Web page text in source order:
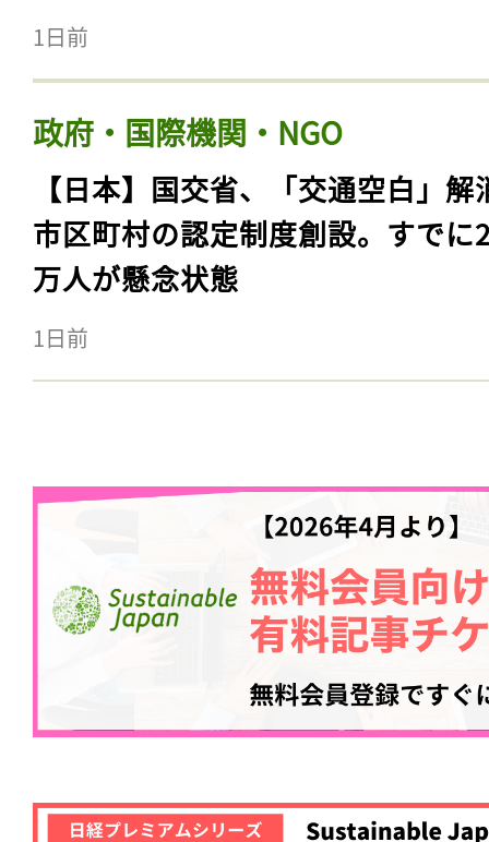
1日前
政府・国際機関・NGO
【日本】国交省、「交通空白」解
市区町村の認定制度創設。すでに
万人が懸念状態
1日前